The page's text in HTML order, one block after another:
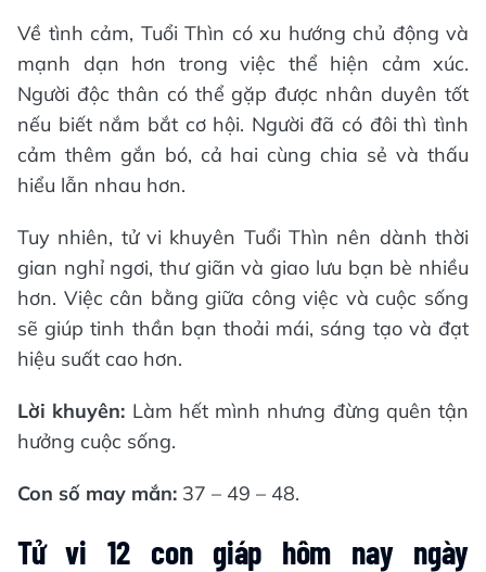
Về tình cảm, Tuổi Thìn có xu hướng chủ động và
mạnh dạn hơn trong việc thể hiện cảm xúc.
Người độc thân có thể gặp được nhân duyên tốt
nếu biết nắm bắt cơ hội. Người đã có đôi thì tình
cảm thêm gắn bó, cả hai cùng chia sẻ và thấu
hiểu lẫn nhau hơn.
Tuy nhiên, tử vi khuyên Tuổi Thìn nên dành thời
gian nghỉ ngơi, thư giãn và giao lưu bạn bè nhiều
hơn. Việc cân bằng giữa công việc và cuộc sống
sẽ giúp tinh thần bạn thoải mái, sáng tạo và đạt
hiệu suất cao hơn.
Lời khuyên: Làm hết mình nhưng đừng quên tận
hưởng cuộc sống.
Con số may mắn: 37 – 49 – 48.
Tử vi 12 con giáp hôm nay ngày